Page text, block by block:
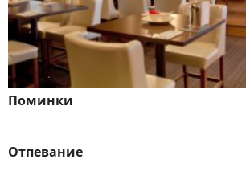
Поминки
Отпевание